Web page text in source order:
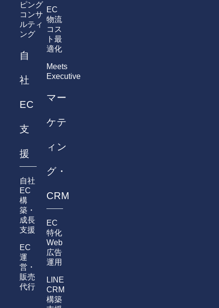
ピング
コンサ
ルティ
ング
自
社
EC
支
援
自社
EC
構
築・
成長
支援
EC
運
営・
販売
代行
EC
物流
コス
ト最
適化
Meets
Executive
マー
ケテ
ィン
グ・
CRM
EC
特化
Web
広告
運用
LINE
CRM
構築